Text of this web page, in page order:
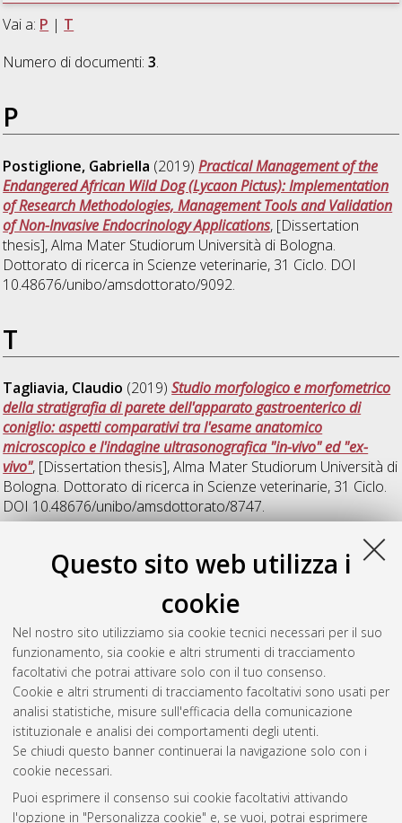
Questo sito web utilizza i
cookie
Nel nostro sito utilizziamo sia cookie tecnici necessari per il suo
funzionamento, sia cookie e altri strumenti di tracciamento
facoltativi che potrai attivare solo con il tuo consenso.
Cookie e altri strumenti di tracciamento facoltativi sono usati per
analisi statistiche, misure sull'efficacia della comunicazione
istituzionale e analisi dei comportamenti degli utenti.
Se chiudi questo banner continuerai la navigazione solo con i
cookie necessari.
Puoi esprimere il consenso sui cookie facoltativi attivando
l'opzione in "Personalizza cookie" e, se vuoi, potrai esprimere
Vai a: P | T
Numero di documenti:3.
P
Postiglione, Gabriella (2019)Practical Management of the
Endangered African Wild Dog (Lycaon Pictus): Implementation
of Research Methodologies, Management Tools and Validation
of Non-Invasive Endocrinology Applications, [Dissertation
thesis], Alma Mater Studiorum Università di Bologna.
Dottorato di ricerca in Scienze veterinarie, 31 Ciclo. DOI
10.48676/unibo/amsdottorato/9092.
T
Tagliavia, Claudio (2019)Studio morfologico e morfometrico
della stratigrafia di parete dell'apparato gastroenterico di
coniglio: aspetti comparativi tra l'esame anatomico
microscopico e l'indagine ultrasonografica "in-vivo" ed "ex-
vivo", [Dissertation thesis], Alma Mater Studiorum Università di
Bologna. Dottorato di ricerca in Scienze veterinarie, 31 Ciclo.
DOI 10.48676/unibo/amsdottorato/8747.
Anti-inflammatory activity
of plant extracts: an effective in vitro model of study based on
primary culture of porcine endothelial cells , [Dissertation
thesis], Alma Mater Studiorum Università di Bologna.
Scienze biotecnologiche e
farmaceutiche, 31 Ciclo. DOI
10.6092/unibo/amsdottorato/8935.
Questa lista e' stata generata il Wed Aug 5 20:37:42 2026
Atom
Rss 1.0